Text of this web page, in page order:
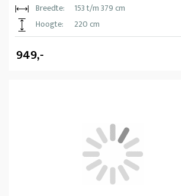
Breedte:
153 t/m 379 cm
Hoogte:
220 cm
949,-